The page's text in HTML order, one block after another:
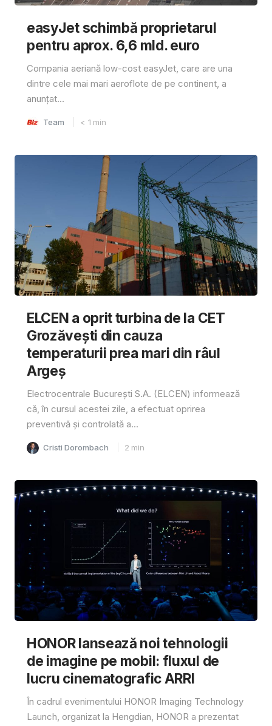
easyJet schimbă proprietarul
pentru aprox. 6,6 mld. euro
Compania aeriană low-cost easyJet, care are una
dintre cele mai mari aeroflote de pe continent, a
anunțat...
Team < 1 min
ELCEN a oprit turbina de la CET
Grozăvești din cauza
temperaturii prea mari din râul
Argeș
Electrocentrale București S.A. (ELCEN) informează
că, în cursul acestei zile, a efectuat oprirea
preventivă și controlată a...
Cristi Dorombach 2 min
HONOR lansează noi tehnologii
de imagine pe mobil: fluxul de
lucru cinematografic ARRI
În cadrul evenimentului HONOR Imaging Technology
Launch, organizat la Hengdian, HONOR a prezentat